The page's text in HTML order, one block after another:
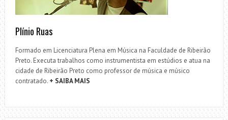
Plínio Ruas
Formado em Licenciatura Plena em Música na Faculdade de Ribeirão
Preto. Executa trabalhos como instrumentista em estúdios e atua na
cidade de Ribeirão Preto como professor de música e músico
contratado. + SAIBA MAIS